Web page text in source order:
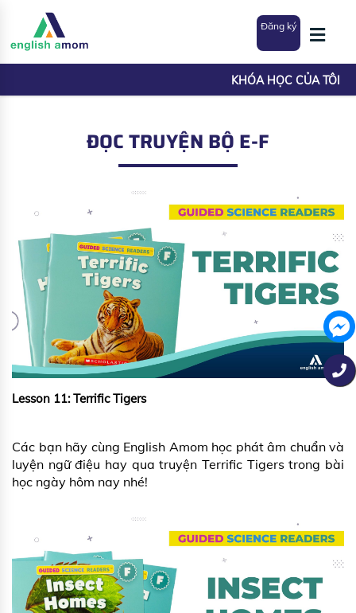
Đăng ký
KHÓA HỌC CỦA TÔI
ĐỌC TRUYỆN BỘ E-F
Lesson 11: Terrific Tigers
Các bạn hãy cùng English Amom học phát âm chuẩn và
luyện ngữ điệu hay qua truyện Terrific Tigers trong bài
học ngày hôm nay nhé!